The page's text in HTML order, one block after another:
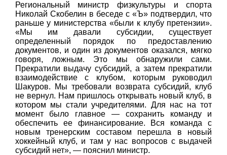
Региональный министр физкультуры и спорта
Николай Скобелин в беседе с «Ъ» подтвердил, что
раньше у министерства «были к клубу претензии».
«Мы им давали субсидии, существует
определенный порядок по предоставлению
документов, и один из документов оказался, мягко
говоря, ложным. Это мы обнаружили сами.
Прекратили выдачу субсидий, а затем прекратили
взаимодействие с клубом, которым руководил
Шакуров. Мы требовали возврата субсидий, клуб
не вернул. Нам пришлось открывать новый клуб, в
котором мы стали учредителями. Для нас на тот
момент было главное — сохранить команду и
обеспечить ее финансирование. Вся команда с
новым тренерским составом перешла в новый
хоккейный клуб, и там у нас вопросов с выдачей
субсидий нет», — пояснил министр.